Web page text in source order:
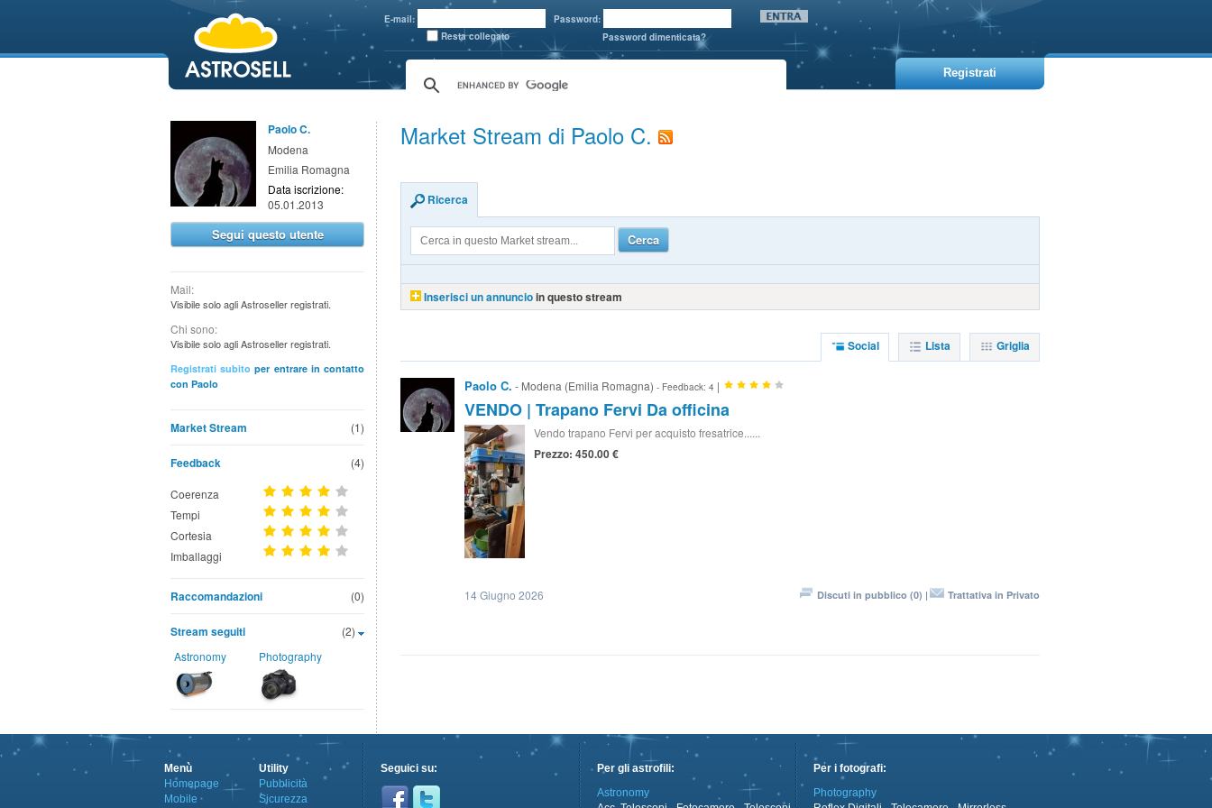
E-mail:
Password:
Resta collegato
Password dimenticata?
Registrati
Paolo C.
Modena
Emilia Romagna
Data iscrizione:
05.01.2013
Segui questo utente
Mail:
Visibile solo agli Astroseller registrati.
Chi sono:
Visibile solo agli Astroseller registrati.
Registrati subito per entrare in contatto
con Paolo
(1)
Market Stream
Feedback (4)
Coerenza
Tempi
Cortesia
Imballaggi
(0)
Raccomandazioni
(2)
Stream seguiti
Astronomy Photography
Market Stream di Paolo C.
Ricerca
Cerca
Inserisci un annuncioin questo stream
Griglia
Lista
Social
Paolo C. - Modena (Emilia Romagna) - Feedback: 4 |
VENDO | Trapano Fervi Da officina
Vendo trapano Fervi per acquisto fresatrice......
Prezzo: 450.00 €
14 Giugno 2026 Discuti in pubblico (0) | Trattativa in Privato
Menù
Homepage
Mobile
Utility
Pubblicità
Sicurezza
Seguici su:
Per gli astrofili:
Astronomy
Per i fotografi:
Photography